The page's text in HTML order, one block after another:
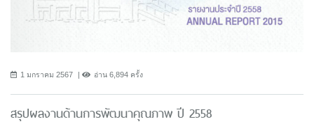
1 มกราคม 2567 อ่าน 6,894 ครั้ง
สรุปผลงานด้านการพัฒนาคุณภาพ ปี 2558